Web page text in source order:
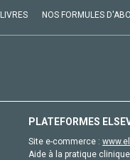
LIVRES NOS FORMULES
PLATEFORMES
Site e-commerce :
Aide à la pratique